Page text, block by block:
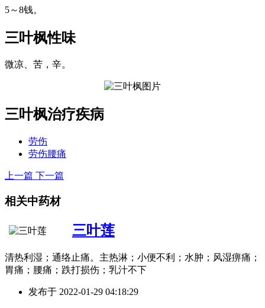
5～8钱。
三叶枫性味
微凉、苦，辛。
三叶枫治疗疾病
劳伤
劳伤腰痛
上一篇 下一篇
相关中药材
三叶莲
清热利湿；通络止痛。主热淋；小便不利；水肿；风湿痹痛；
胃痛；腰痛；跌打损伤；乳汁不下
发布于 2022-01-29 04:18:29